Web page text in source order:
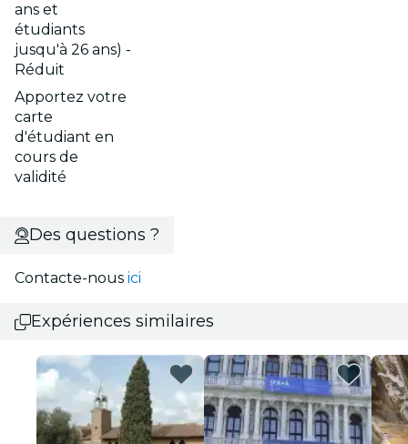
ans et
étudiants
jusqu'à 26 ans) -
Réduit
Apportez votre
carte
d'étudiant en
cours de
validité
Des questions ?
Contacte-nous ici
Expériences similaires